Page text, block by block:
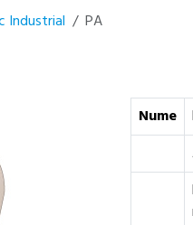
Industrial PA
Nume